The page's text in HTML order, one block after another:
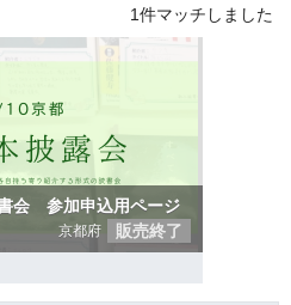
1件マッチしました
会 参加申込用ページ
京都府 販売終了